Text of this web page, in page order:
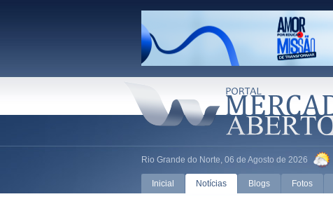
Rio Grande do Norte, 06 de Agosto de 2026
Inicial Notícias Blogs Fotos